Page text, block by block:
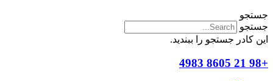
جستجو
جستجو
این کادر جستجو را ببندید.
+98 21 8605 4983